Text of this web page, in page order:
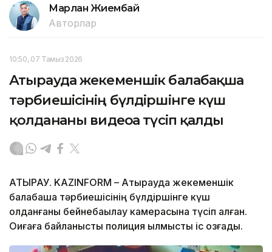
Марлан Жиембай
Авторлар
10:50, 07 Тамыз 2026
Атырауда жекеменшік балабақша
тәрбиешісінің бүлдіршінге күш
қолданғаны видеоға түсіп қалды
АТЫРАУ. KAZINFORM – Атырауда жекеменшік
балабақша тәрбиешісінің бүлдіршінге күш
қолданғаны бейнебақылау камерасына түсіп қалған.
Оқиғаға байланысты полиция қылмыстық іс қозғады.